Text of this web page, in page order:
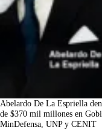
Abelardo De La Espriella
de $370 mil millones en
MinDefensa, UNP y CENIT